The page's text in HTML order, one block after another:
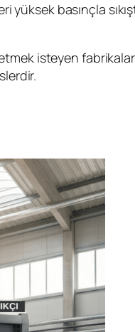
yüksek basınçla
isteyen